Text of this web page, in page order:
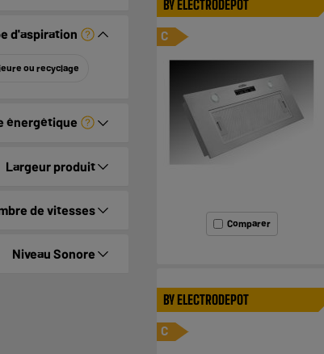
d'aspiration
ou recyclage
énergétique
Largeur produit
de vitesses
Niveau Sonore
BY ELECTRODEPOT
C
Comparer
BY ELECTRODEPOT
C